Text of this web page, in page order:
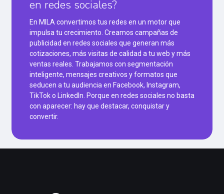
en redes sociales?
En MILA convertimos tus redes en un motor que
impulsa tu crecimiento. Creamos campañas de
publicidad en redes sociales que generan más
cotizaciones, más visitas de calidad a tu web y más
ventas reales. Trabajamos con segmentación
inteligente, mensajes creativos y formatos que
seducen a tu audiencia en Facebook, Instagram,
TikTok o LinkedIn. Porque en redes sociales no basta
con aparecer: hay que destacar, conquistar y
convertir.